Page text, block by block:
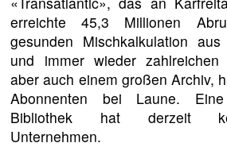
erreichte 45,3 Millionen
gesunden Mischkalkulation
und immer wieder zahlreichen
aber auch einem großen Archiv,
Abonnenten bei Laune.
Bibliothek hat derzeit
Unternehmen.